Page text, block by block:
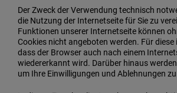
Der Zweck der Verwendung technisch
die Nutzung der Internetseite für Sie zu
Funktionen unserer Internetseite können
Cookies nicht angeboten werden. Für diese
dass der Browser auch nach einem
wiedererkannt wird. Darüber hinaus
um Ihre Einwilligungen und Ablehnungen